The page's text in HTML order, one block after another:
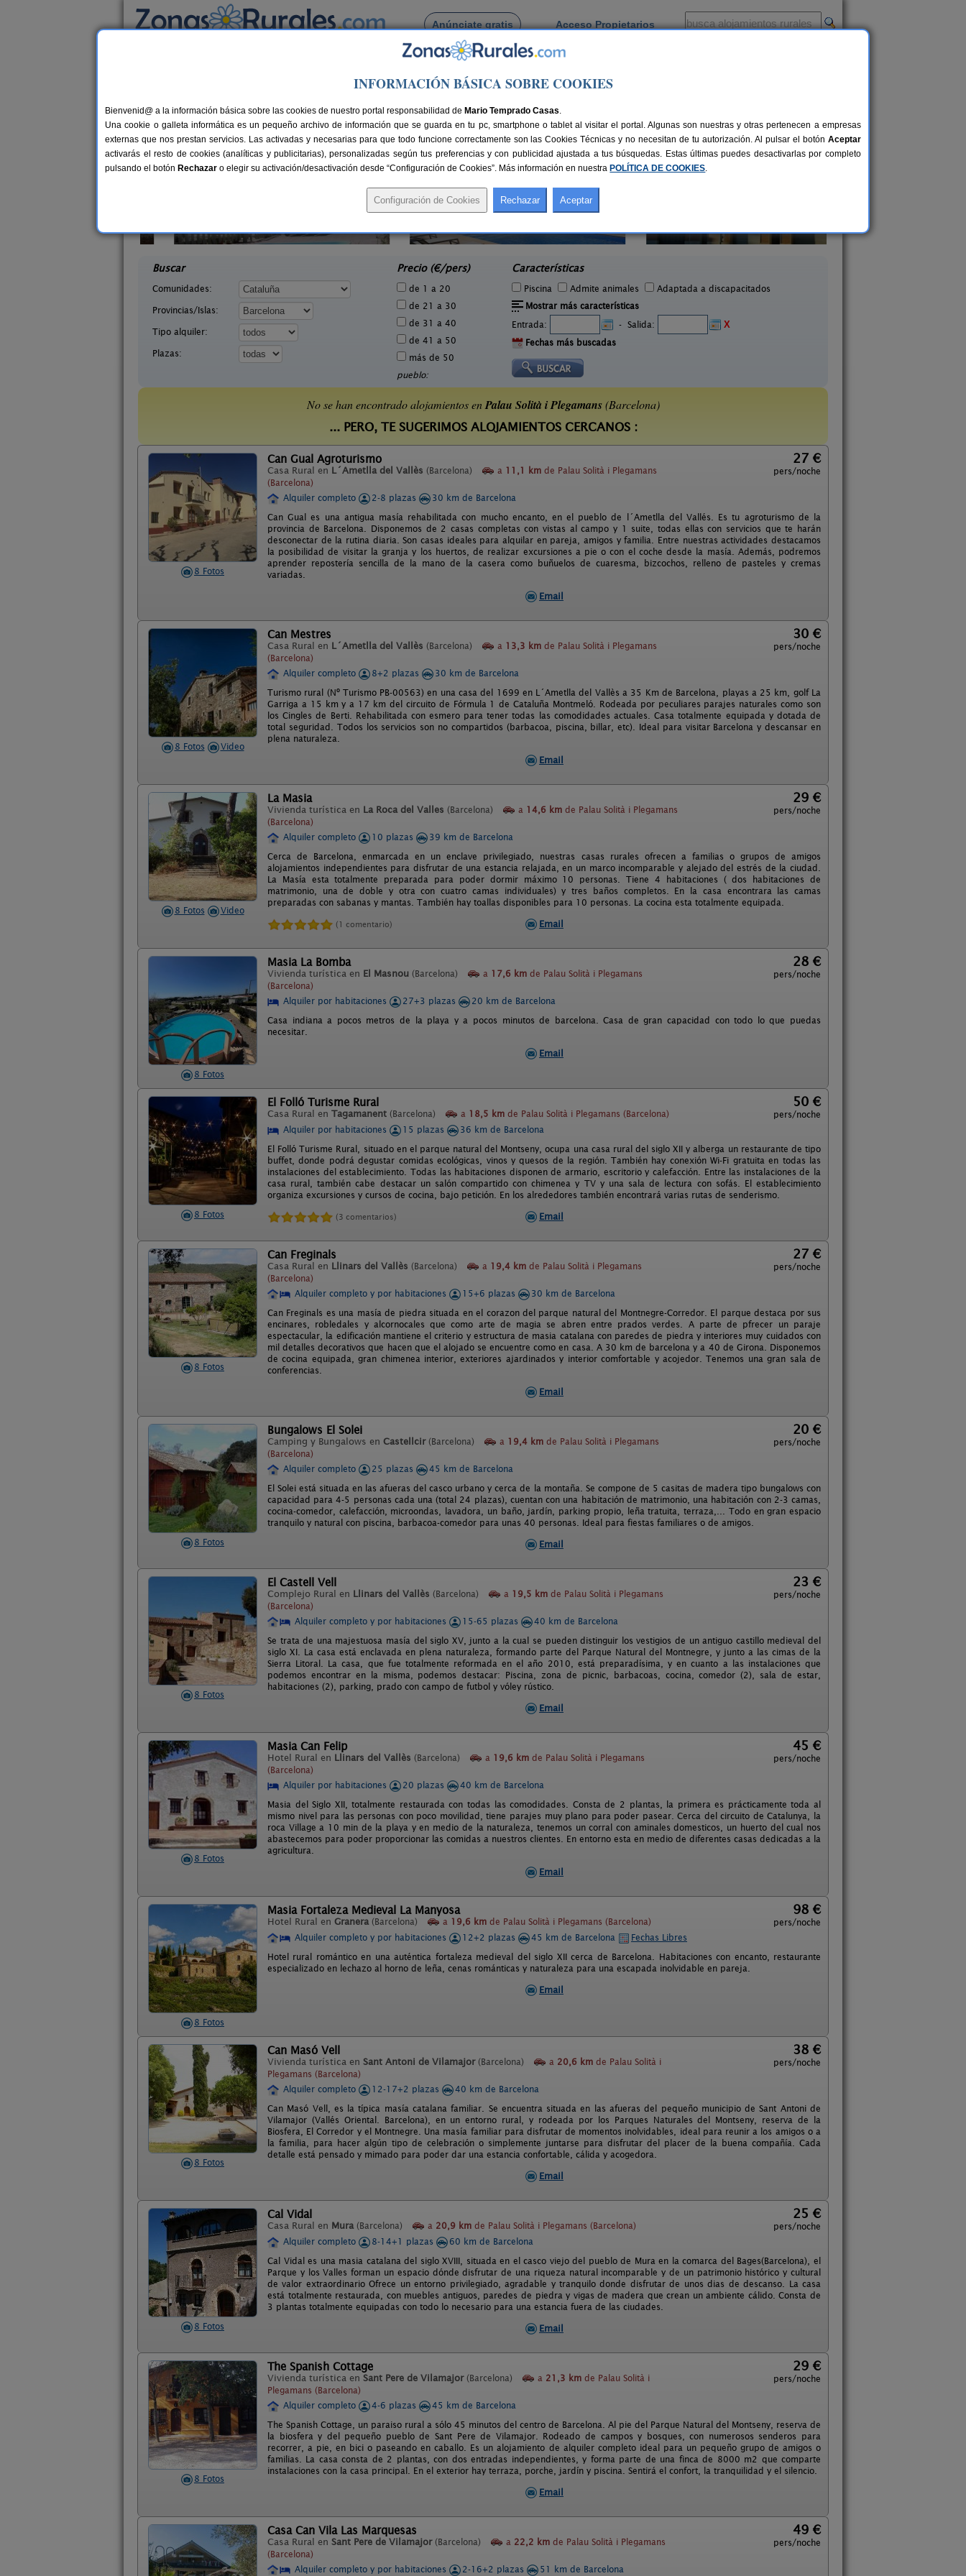
Anúnciate gratis Acceso Propietarios
Busca por pueblo
> Palau Solità i Plegamans
Casas Rurales cerca de Palau Solità i Plegamans
33 €
Cal Ponç de Belians
Avinyonet del Penedès
Buscar
Comunidades:
Provincias/Islas:
Tipo alquiler:
Plazas:
Precio (€/pers)
de 1 a 20
de 21 a 30
de 31 a 40
de 41 a 50
más de 50
pueblo:
Características
Piscina Admite animales
Adaptada a discapacitados
Mostrar más características
Entrada:
- Salida:
X
Fechas más buscadas
No se han encontrado alojamientos enPalau Solità i Plegamans(Barcelona)
... PERO, TE SUGERIMOS ALOJAMIENTOS CERCANOS :
8 Fotos
Can Gual Agroturismo
Casa Rural en L´Ametlla del Vallès (Barcelona) a 11,1 km de Palau Solità i Plegamans
(Barcelona)
27 €
pers/noche
Alquiler completo 2-8 plazas
30 km de Barcelona
Can Gual es una antigua masía rehabilitada con mucho encanto, en el pueblo de l´Ametlla del Vallés. Es tu agroturismo de la
provincia de Barcelona. Disponemos de 2 casas completas con vistas al campo y 1 suite, todas ellas con servicios que te harán
desconectar de la rutina diaria. Son casas ideales para alquilar en pareja, amigos y familia. Entre nuestras actividades destacamos
la posibilidad de visitar la granja y los huertos, de realizar excursiones a pie o con el coche desde la masía. Además, podremos
aprender repostería sencilla de la mano de la casera como buñuelos de cuaresma, bizcochos, relleno de pasteles y cremas
variadas.
Email
8 Fotos Video
Can Mestres
Casa Rural en L´Ametlla del Vallès (Barcelona) a 13,3 km de Palau Solità i Plegamans
(Barcelona)
30 €
pers/noche
Alquiler completo 8+2 plazas
30 km de Barcelona
Turismo rural (Nº Turismo PB-00563) en una casa del 1699 en L´Ametlla del Vallès a 35 Km de Barcelona, playas a 25 km, golf La
Garriga a 15 km y a 17 km del circuito de Fórmula 1 de Cataluña Montmeló. Rodeada por peculiares parajes naturales como son
los Cingles de Berti. Rehabilitada con esmero para tener todas las comodidades actuales. Casa totalmente equipada y dotada de
total seguridad. Todos los servicios son no compartidos (barbacoa, piscina, billar, etc). Ideal para visitar Barcelona y descansar en
plena naturaleza.
Email
8 Fotos Video
La Masia
Vivienda turística en La Roca del Valles (Barcelona) a 14,6 km de Palau Solità i Plegamans
(Barcelona)
29 €
pers/noche
Alquiler completo 10 plazas
39 km de Barcelona
Cerca de Barcelona, enmarcada en un enclave privilegiado, nuestras casas rurales ofrecen a familias o grupos de amigos
alojamientos independientes para disfrutar de una estancia relajada, en un marco incomparable y alejado del estrés de la ciudad.
La Masía esta totalmente preparada para poder dormir máximo 10 personas. Tiene 4 habitaciones ( dos habitaciones de
matrimonio, una de doble y otra con cuatro camas individuales) y tres baños completos. En la casa encontrara las camas
preparadas con sabanas y mantas. También hay toallas disponibles para 10 personas. La cocina esta totalmente equipada.
(1 comentario) Email
8 Fotos
Masia La Bomba
Vivienda turística en El Masnou (Barcelona) a 17,6 km de Palau Solità i Plegamans
(Barcelona)
28 €
pers/noche
Alquiler por habitaciones 27+3 plazas
20 km de Barcelona
Casa indiana a pocos metros de la playa y a pocos minutos de barcelona. Casa de gran capacidad con todo lo que puedas
necesitar.
Email
8 Fotos
El Folló Turisme Rural
Casa Rural en Tagamanent (Barcelona) a 18,5 km de Palau Solità i Plegamans (Barcelona)
50 €
pers/noche
Alquiler por habitaciones
15 plazas
36 km de Barcelona
El Folló Turisme Rural, situado en el parque natural del Montseny, ocupa una casa rural del siglo XII y alberga un restaurante de tipo
buffet, donde podrá degustar comidas ecológicas, vinos y quesos de la región. También hay conexión Wi-Fi gratuita en todas las
instalaciones del establecimiento. Todas las habitaciones disponen de armario, escritorio y calefacción. Entre las instalaciones de la
casa rural, también cabe destacar un salón compartido con chimenea y TV y una sala de lectura con sofás. El establecimiento
organiza excursiones y cursos de cocina, bajo petición. En los alrededores también encontrará varias rutas de senderismo.
(3 comentarios) Email
8 Fotos
Can Freginals
Casa Rural en Llinars del Vallès (Barcelona) a 19,4 km de Palau Solità i Plegamans
(Barcelona)
27 €
pers/noche
Alquiler completo y por habitaciones 15+6 plazas
30 km de Barcelona
Can Freginals es una masía de piedra situada en el corazon del parque natural del Montnegre-Corredor. El parque destaca por sus
encinares, robledales y alcornocales que como arte de magia se abren entre prados verdes. A parte de pfrecer un paraje
espectacular, la edificación mantiene el criterio y estructura de masia catalana con paredes de piedra y interiores muy cuidados con
mil detalles decorativos que hacen que el alojado se encuentre como en casa. A 30 km de barcelona y a 40 de Girona. Disponemos
de cocina equipada, gran chimenea interior, exteriores ajardinados y interior comfortable y acojedor. Tenemos una gran sala de
conferencias.
Email
8 Fotos
Bungalows El Solei
Camping y Bungalows en Castellcir (Barcelona) a 19,4 km de Palau Solità i Plegamans
(Barcelona)
20 €
pers/noche
Alquiler completo 25 plazas
45 km de Barcelona
El Solei está situada en las afueras del casco urbano y cerca de la montaña. Se compone de 5 casitas de madera tipo bungalows con
capacidad para 4-5 personas cada una (total 24 plazas), cuentan con una habitación de matrimonio, una habitación con 2-3 camas,
cocina-comedor, calefacción, microondas, lavadora, un baño, jardín, parking propio, leña tratuita, terraza,... Todo en gran espacio
tranquilo y natural con piscina, barbacoa-comedor para unas 40 personas. Ideal para fiestas familiares o de amigos.
Email
8 Fotos
El Castell Vell
Complejo Rural en Llinars del Vallès (Barcelona) a 19,5 km de Palau Solità i Plegamans
(Barcelona)
23 €
pers/noche
Alquiler completo y por habitaciones 15-65 plazas
40 km de Barcelona
Se trata de una majestuosa masía del siglo XV, junto a la cual se pueden distinguir los vestigios de un antiguo castillo medieval del
siglo XI. La casa está enclavada en plena naturaleza, formando parte del Parque Natural del Montnegre, y junto a las cimas de la
Sierra Litoral. La casa, que fue totalmente reformada en el año 2010, está preparadísima, y en cuanto a las instalaciones que
podemos encontrar en la misma, podemos destacar: Piscina, zona de picnic, barbacoas, cocina, comedor (2), sala de estar,
habitaciones (2), parking, prado con campo de futbol y vóley rústico.
Email
8 Fotos
Masia Can Felip
Hotel Rural en Llinars del Vallès (Barcelona) a 19,6 km de Palau Solità i Plegamans
(Barcelona)
45 €
pers/noche
Alquiler por habitaciones 20 plazas
40 km de Barcelona
Masia del Siglo XII, totalmente restaurada con todas las comodidades. Consta de 2 plantas, la primera es prácticamente toda al
mismo nivel para las personas con poco movilidad, tiene parajes muy plano para poder pasear. Cerca del circuito de Catalunya, la
roca Village a 10 min de la playa y en medio de la naturaleza, tenemos un corral con aminales domesticos, un huerto del cual nos
abastecemos para poder proporcionar las comidas a nuestros clientes. En entorno esta en medio de diferentes casas dedicadas a la
agricultura.
Email
8 Fotos
Masia Fortaleza Medieval La Manyosa
Hotel Rural en Granera (Barcelona) a 19,6 km de Palau Solità i Plegamans (Barcelona)
98 €
pers/noche
Alquiler completo y por habitaciones
12+2 plazas 45 km de Barcelona
Fechas Libres
Hotel rural romántico en una auténtica fortaleza medieval del siglo XII cerca de Barcelona. Habitaciones con encanto, restaurante
especializado en lechazo al horno de leña, cenas románticas y naturaleza para una escapada inolvidable en pareja.
Email
8 Fotos
Can Masó Vell
Vivienda turística en Sant Antoni de Vilamajor (Barcelona) a 20,6 km de Palau Solità i
Plegamans (Barcelona)
38 €
pers/noche
Alquiler completo 12-17+2 plazas
40 km de Barcelona
Can Masó Vell, es la típica masía catalana familiar. Se encuentra situada en las afueras del pequeño municipio de Sant Antoni de
Vilamajor (Vallés Oriental. Barcelona), en un entorno rural, y rodeada por los Parques Naturales del Montseny, reserva de la
Biosfera, El Corredor y el Montnegre. Una masía familiar para disfrutar de momentos inolvidables, ideal para reunir a los amigos o a
la familia, para hacer algún tipo de celebración o simplemente juntarse para disfrutar del placer de la buena compañía. Cada
detalle está pensado y mimado para poder dar una estancia confortable, cálida y acogedora.
Email
8 Fotos
Cal Vidal
Casa Rural en Mura (Barcelona) a 20,9 km de Palau Solità i Plegamans (Barcelona)
25 €
pers/noche
Alquiler completo
8-14+1 plazas
60 km de Barcelona
Cal Vidal es una masia catalana del siglo XVIII, situada en el casco viejo del pueblo de Mura en la comarca del Bages(Barcelona), el
Parque y los Valles forman un espacio dónde disfrutar de una riqueza natural incomparable y de un patrimonio histórico y cultural
de valor extraordinario Ofrece un entorno privilegiado, agradable y tranquilo donde disfrutar de unos dias de descanso. La casa
está totalmente restaurada, con muebles antiguos, paredes de piedra y vigas de madera que crean un ambiente cálido. Consta de
3 plantas totalmente equipadas con todo lo necesario para una estancia fuera de las ciudades.
Email
8 Fotos
The Spanish Cottage
Vivienda turística en Sant Pere de Vilamajor (Barcelona) a 21,3 km de Palau Solità i
Plegamans (Barcelona)
29 €
pers/noche
Alquiler completo 4-6 plazas
45 km de Barcelona
The Spanish Cottage, un paraiso rural a sólo 45 minutos del centro de Barcelona. Al pie del Parque Natural del Montseny, reserva de
la biosfera y del pequeño pueblo de Sant Pere de Vilamajor. Rodeado de campos y bosques, con numerosos senderos para
recorrer, a pie, en bici o paseando en caballo. Es un alojamiento de alquiler completo ideal para un pequeño grupo de amigos o
familias. La casa consta de 2 plantas, con dos entradas independientes, y forma parte de una finca de 8000 m2 que comparte
instalaciones con la casa principal. En el exterior hay terraza, porche, jardín y piscina. Sentirá el confort, la tranquilidad y el silencio.
Email
Casa Can Vila Las Marquesas
Casa Rural en Sant Pere de Vilamajor (Barcelona) a 22,2 km de Palau Solità i Plegamans
(Barcelona)
49 €
pers/noche
Alquiler completo y por habitaciones 2-16+2 plazas 51 km de Barcelona
INFORMACIÓN BÁSICA SOBRE COOKIES
Bienvenid@ a la información básica sobre las cookies de nuestro portal responsabilidad de Mario Temprado Casas.
Una cookie o galleta informática es un pequeño archivo de información que se guarda en tu pc, smartphone o tablet al visitar el portal. Algunas son nuestras y otras pertenecen a empresas
externas que nos prestan servicios. Las activadas y necesarias para que todo funcione correctamente son las Cookies Técnicas y no necesitan de tu autorización. Al pulsar el botón Aceptar
activarás el resto de cookies (analíticas y publicitarias), personalizadas según tus preferencias y con publicidad ajustada a tus búsquedas. Estas últimas puedes desactivarlas por completo
pulsando el botón Rechazar o elegir su activación/desactivación desde “Configuración de Cookies”. Más información en nuestra POLÍTICA DE COOKIES.